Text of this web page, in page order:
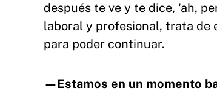
después te ve y te dice, 'ah,
laboral y profesional, trata de
para poder continuar.
—Estamos en un momento